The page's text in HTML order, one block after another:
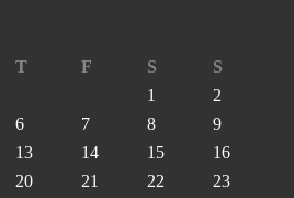
T F S
S
1
2
6 7 8
9
13 14 15
16
20 21 22
23